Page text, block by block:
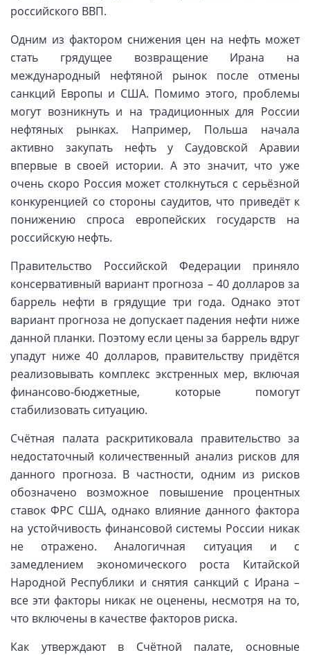
российского ВВП.
Одним из фактором снижения цен на нефть может
стать грядущее возвращение Ирана на
международный нефтяной рынок после отмены
санкций Европы и США. Помимо этого, проблемы
могут возникнуть и на традиционных для России
нефтяных рынках. Например, Польша начала
активно закупать нефть у Саудовской Аравии
впервые в своей истории. А это значит, что уже
очень скоро Россия может столкнуться с серьёзной
конкуренцией со стороны саудитов, что приведёт к
понижению спроса европейских государств на
российскую нефть.
Правительство Российской Федерации приняло
консервативный вариант прогноза – 40 долларов за
баррель нефти в грядущие три года. Однако этот
вариант прогноза не допускает падения нефти ниже
данной планки. Поэтому если цены за баррель вдруг
упадут ниже 40 долларов, правительству придётся
реализовывать комплекс экстренных мер, включая
финансово-бюджетные, которые помогут
стабилизовать ситуацию.
Счётная палата раскритиковала правительство за
недостаточный количественный анализ рисков для
данного прогноза. В частности, одним из рисков
обозначено возможное повышение процентных
ставок ФРС США, однако влияние данного фактора
на устойчивость финансовой системы России никак
не отражено. Аналогичная ситуация и с
замедлением экономического роста Китайской
Народной Республики и снятия санкций с Ирана –
все эти факторы никак не оценены, несмотря на то,
что включены в качестве факторов риска.
Как утверждают в Счётной палате, основные